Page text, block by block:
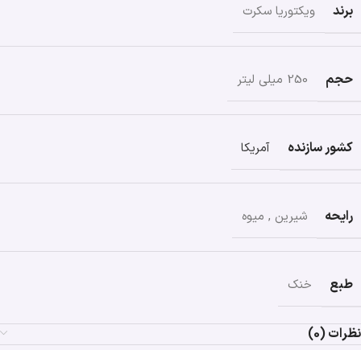
برند
ویکتوریا سکرت
حجم 250 میلی لیتر
کشور سازنده آمریکا
رایحه شیرین , میوه
طبع خنک
نظرات (0)